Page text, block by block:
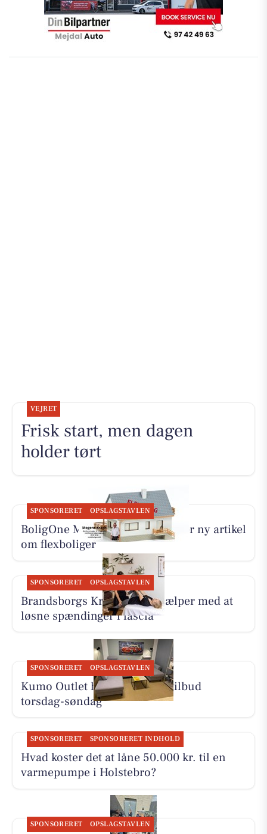
VEJRET
Frisk start, men dagen
holder tørt
SPONSORERET OPSLAGSTAVLEN
BoligOne Mogens Kragh I/S deler ny artikel
om flexboliger
SPONSORERET OPSLAGSTAVLEN
Brandsborgs Kropsterapi hjælper med at
løsne spændinger i fascia
SPONSORERET OPSLAGSTAVLEN
Kumo Outlet har nye skarpe tilbud
torsdag-søndag
SPONSORERET SPONSORERET INDHOLD
Hvad koster det at låne 50.000 kr. til en
varmepumpe i Holstebro?
SPONSORERET OPSLAGSTAVLEN